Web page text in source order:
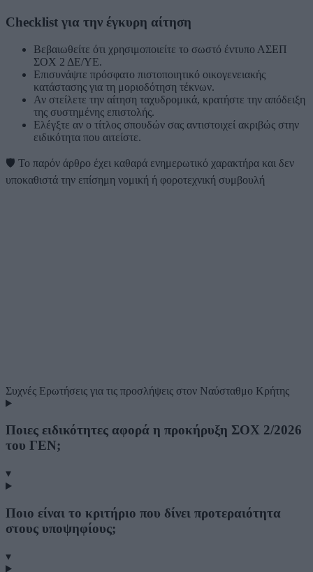
Checklist για την έγκυρη αίτηση
Βεβαιωθείτε ότι χρησιμοποιείτε το σωστό έντυπο ΑΣΕΠ
ΣΟΧ 2 ΔΕ/ΥΕ.
Επισυνάψτε πρόσφατο πιστοποιητικό οικογενειακής
κατάστασης για τη μοριοδότηση τέκνων.
Αν στείλετε την αίτηση ταχυδρομικά, κρατήστε την απόδειξη
της συστημένης επιστολής.
Ελέγξτε αν ο τίτλος σπουδών σας αντιστοιχεί ακριβώς στην
ειδικότητα που αιτείστε.
🛡️ Το παρόν άρθρο έχει καθαρά ενημερωτικό χαρακτήρα και δεν
υποκαθιστά την επίσημη νομική ή φοροτεχνική συμβουλή
Συχνές Ερωτήσεις για τις προσλήψεις στον Ναύσταθμο Κρήτης
Ποιες ειδικότητες αφορά η προκήρυξη ΣΟΧ 2/2026
του ΓΕΝ;
▾
Ποιο είναι το κριτήριο που δίνει προτεραιότητα
στους υποψηφίους;
▾